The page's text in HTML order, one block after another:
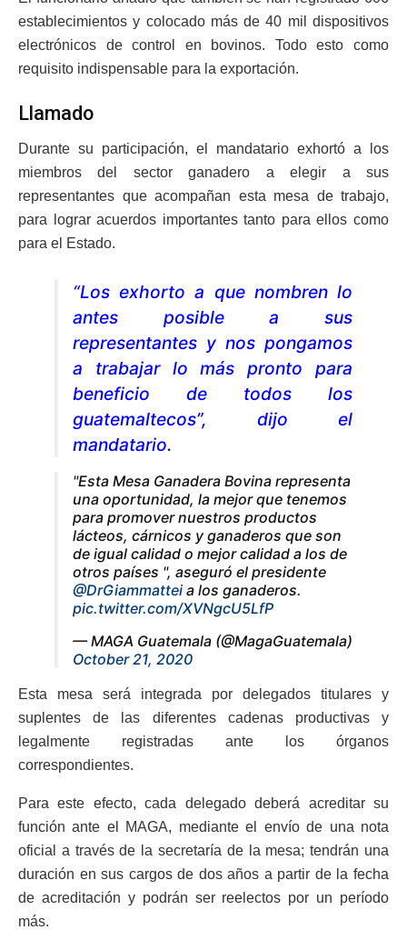
establecimientos y colocado más de 40 mil dispositivos
electrónicos de control en bovinos. Todo esto como
requisito indispensable para la exportación.
Llamado
Durante su participación, el mandatario exhortó a los
miembros del sector ganadero a elegir a sus
representantes que acompañan esta mesa de trabajo,
para lograr acuerdos importantes tanto para ellos como
para el Estado.
“Los exhorto a que nombren lo
antes posible a sus
representantes y nos pongamos
a trabajar lo más pronto para
beneficio de todos los
guatemaltecos”, dijo el
mandatario.
"Esta Mesa Ganadera Bovina representa
una oportunidad, la mejor que tenemos
para promover nuestros productos
lácteos, cárnicos y ganaderos que son
de igual calidad o mejor calidad a los de
otros países ", aseguró el presidente
@DrGiammattei a los ganaderos.
pic.twitter.com/XVNgcU5LfP
— MAGA Guatemala (@MagaGuatemala)
October 21, 2020
Esta mesa será integrada por delegados titulares y
suplentes de las diferentes cadenas productivas y
legalmente registradas ante los órganos
correspondientes.
Para este efecto, cada delegado deberá acreditar su
función ante el MAGA, mediante el envío de una nota
oficial a través de la secretaría de la mesa; tendrán una
duración en sus cargos de dos años a partir de la fecha
de acreditación y podrán ser reelectos por un período
más.